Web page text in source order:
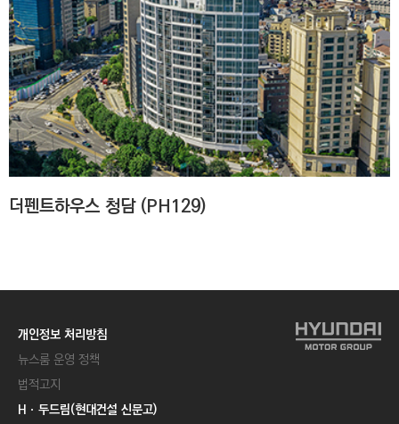
더펜트하우스 청담 (PH129)
개인정보 처리방침
뉴스룸 운영 정책
법적고지
Hㆍ두드림(현대건설 신문고)